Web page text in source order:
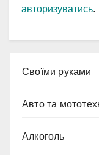
авторизуватись.
Cвоїми руками
Авто та
Алкоголь